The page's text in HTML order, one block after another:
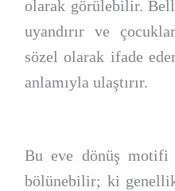
olarak görülebilir.
uyandırır ve
sözel olarak ifade
anlamıyla ulaştırır.
Bu eve dönüş
bölünebilir; ki